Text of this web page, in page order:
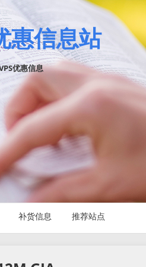
惠信息站
优惠信息
补货信息 推荐站点